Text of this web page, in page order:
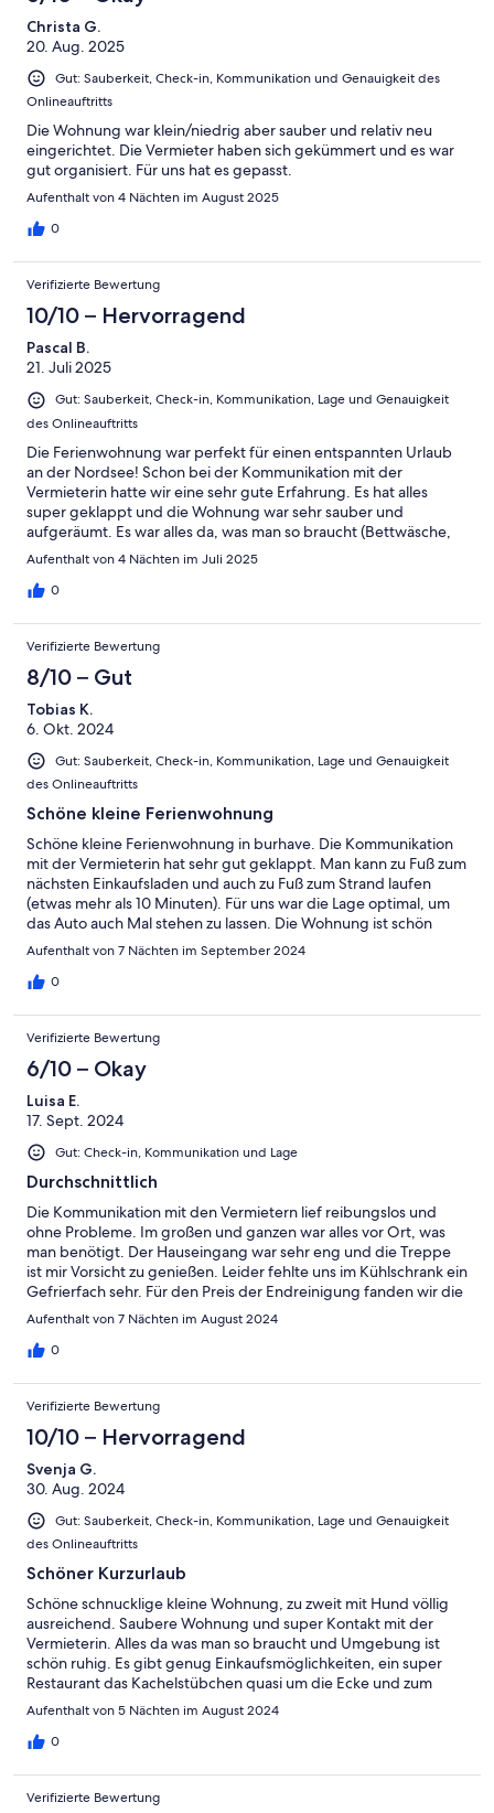
Christa G.
20. Aug. 2025
Gut: Sauberkeit, Check-in, Kommunikation und Genauigkeit des
Onlineauftritts
Die Wohnung war klein/niedrig aber sauber und relativ neu
eingerichtet. Die Vermieter haben sich gekümmert und es war
gut organisiert. Für uns hat es gepasst.
Aufenthalt von 4 Nächten im August 2025
0
Verifizierte Bewertung
10/10 – Hervorragend
Pascal B.
21. Juli 2025
Gut: Sauberkeit, Check-in, Kommunikation, Lage und Genauigkeit
des Onlineauftritts
Die Ferienwohnung war perfekt für einen entspannten Urlaub
an der Nordsee! Schon bei der Kommunikation mit der
Vermieterin hatte wir eine sehr gute Erfahrung. Es hat alles
super geklappt und die Wohnung war sehr sauber und
aufgeräumt. Es war alles da, was man so braucht (Bettwäsche,
Müllbeutel, Geschirr, usw.) und sogar Willkommensgeschenke
unser Babybett Zuhause vergessen haben wurde uns nach
und ein Babybett in den Eingang gestellt. Eine so bemühte und
schnelle Reaktion ist wirklich etwas besonderes.Die Lage ist wie
beschrieben sehr gut. Meer und Einkaufsmöglichkeiten, sowie
Bäcker sind fußläufig erreichbar.Alles in allem eine tolle
Erfahrung!
Aufenthalt von 4 Nächten im Juli 2025
0
Verifizierte Bewertung
8/10 – Gut
Tobias K.
6. Okt. 2024
Gut: Sauberkeit, Check-in, Kommunikation, Lage und Genauigkeit
des Onlineauftritts
Schöne kleine Ferienwohnung
Schöne kleine Ferienwohnung in burhave. Die Kommunikation
mit der Vermieterin hat sehr gut geklappt. Man kann zu Fuß zum
nächsten Einkaufsladen und auch zu Fuß zum Strand laufen
(etwas mehr als 10 Minuten). Für uns war die Lage optimal, um
das Auto auch Mal stehen zu lassen. Die Wohnung ist schön
eingerichtet und hat alles was man braucht. Für uns
Aufenthalt von 7 Nächten im September 2024
0
Verifizierte Bewertung
6/10 – Okay
Luisa E.
17. Sept. 2024
Gut: Check-in, Kommunikation und Lage
Durchschnittlich
Die Kommunikation mit den Vermietern lief reibungslos und
ohne Probleme. Im großen und ganzen war alles vor Ort, was
man benötigt. Der Hauseingang war sehr eng und die Treppe
ist mir Vorsicht zu genießen. Leider fehlte uns im Kühlschrank ein
Gefrierfach sehr. Für den Preis der Endreinigung fanden wir die
Sauberkeit auch leider mangelhaft.
Aufenthalt von 7 Nächten im August 2024
0
Verifizierte Bewertung
10/10 – Hervorragend
Svenja G.
30. Aug. 2024
Gut: Sauberkeit, Check-in, Kommunikation, Lage und Genauigkeit
des Onlineauftritts
Schöner Kurzurlaub
Schöne schnucklige kleine Wohnung, zu zweit mit Hund völlig
ausreichend. Saubere Wohnung und super Kontakt mit der
Vermieterin. Alles da was man so braucht und Umgebung ist
schön ruhig. Es gibt genug Einkaufsmöglichkeiten, ein super
Restaurant das Kachelstübchen quasi um die Ecke und zum
Strand war es auch nicht weit. Einziges Manko für uns, es gab
leider keine Fliegennetze an den Fenstern.
Aufenthalt von 5 Nächten im August 2024
0
Verifizierte Bewertung